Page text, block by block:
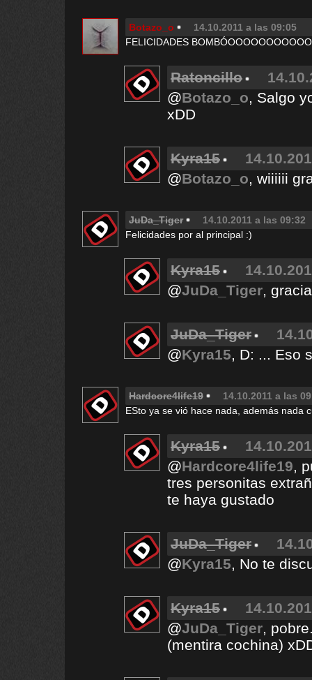
Botazo_o
14.10.2011 a las 09:05
FELICIDADES
Ratoncillo
@Botazo_o, Salgo
xDD
Kyra15
@Botazo_o, wiiiiii
JuDa_Tiger
14.10.2011 a las 09:32
Felicidades por al principal :)
Kyra15
@JuDa_Tiger,
JuDa_Tiger
@Kyra15, D: ... Eso
Hardcore4life19
14.10.2011 a las
ESto ya se vió hace nada, además nada
Kyra15
@Hardcore4life19,
tres personitas
te haya gustado
JuDa_Tiger
@Kyra15, No te
Kyra15
@JuDa_Tiger,
(mentira cochina)